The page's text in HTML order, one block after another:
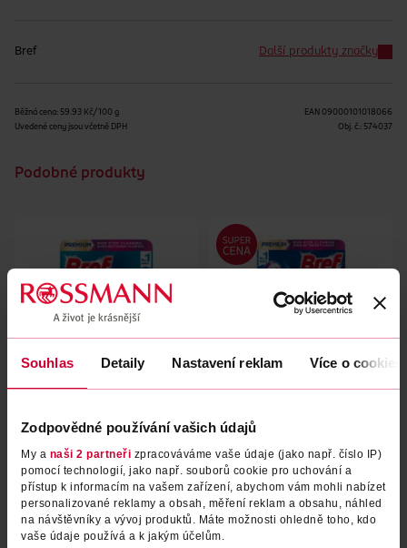
Souhlas Detaily Nastavení reklam Více o cookies
Zodpovědné používání vašich údajů
My a naši 2 partneři zpracováváme vaše údaje (jako např. číslo IP)
pomocí technologií, jako např. souborů cookie pro uchování a
přístup k informacím na vašem zařízení, abychom vám mohli nabízet
personalizované reklamy a obsah, měření reklam a obsahu, náhled
na návštěvníky a vývoj produktů. Máte možnosti ohledně toho, kdo
vaše údaje používá a k jakým účelům.
Bref Další produkty značky
Běžná cena: 59.93 Kč/100 g
Uvedené ceny jsou včetně DPH
EAN 09000101018066
Obj. č.: 574037
Podobné produkty
Bref 150 g
89.90 Kč
DO KOŠÍKU
Bref
99.90 Kč